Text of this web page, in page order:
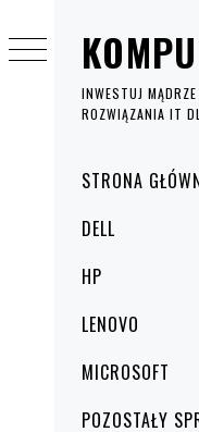
INWESTUJ
ROZWIĄZANIA IT
główneSTRONA
DELL
HP
LENOVO
MICROSOFT
POZOSTAŁY
do
treści